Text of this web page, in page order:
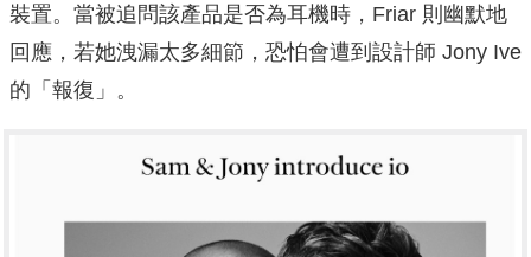
裝置。當被追問該產品是否為耳機時，Friar 則幽默地
回應，若她洩漏太多細節，恐怕會遭到設計師 Jony Ive
的「報復」。